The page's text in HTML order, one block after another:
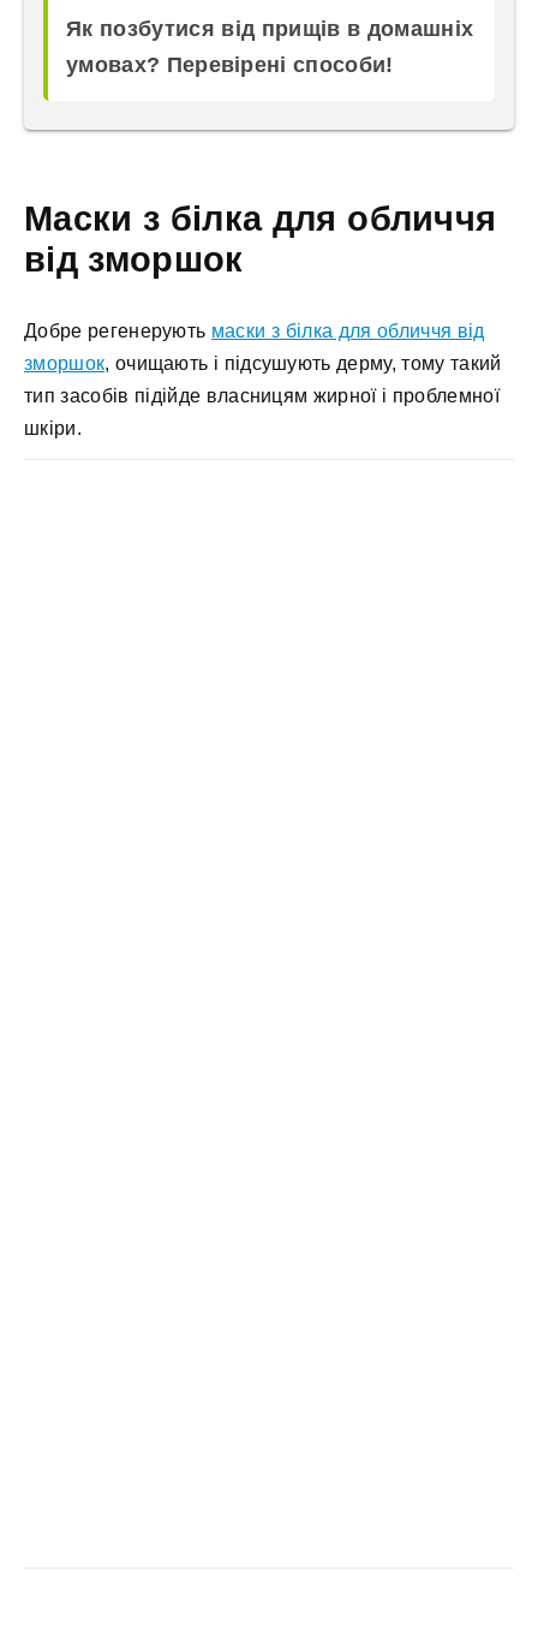
Як позбутися від прищів в домашніх
умовах? Перевірені способи!
Маски з білка для обличчя
від зморшок
Добре регенерують маски з білка для обличчя від
зморшок, очищають і підсушують дерму, тому такий
тип засобів підійде власницям жирної і проблемної
шкіри.